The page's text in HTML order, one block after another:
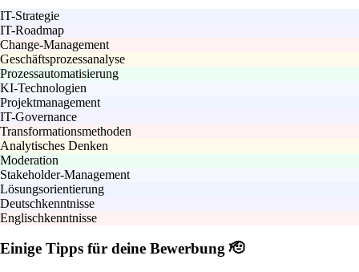
IT-Strategie
IT-Roadmap
Change-Management
Geschäftsprozessanalyse
Prozessautomatisierung
KI-Technologien
Projektmanagement
IT-Governance
Transformationsmethoden
Analytisches Denken
Moderation
Stakeholder-Management
Lösungsorientierung
Deutschkenntnisse
Englischkenntnisse
Einige Tipps für deine Bewerbung 🫡